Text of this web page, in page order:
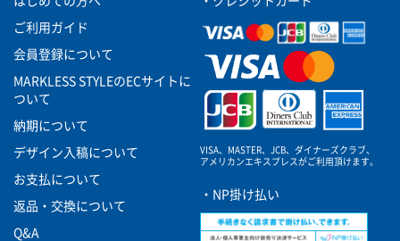
ご利用ガイド
会員登録について
MARKLESS STYLEのECサイトに
ついて
納期について
デザイン入稿について
お支払について
返品・交換について
Q&A
VISA、MASTER、JCB、ダイナーズクラブ、
アメリカンエキスプレスがご利用頂けます。
・NP掛け払い